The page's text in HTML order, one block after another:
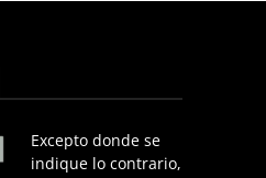
Excepto donde se
indique lo contrario,